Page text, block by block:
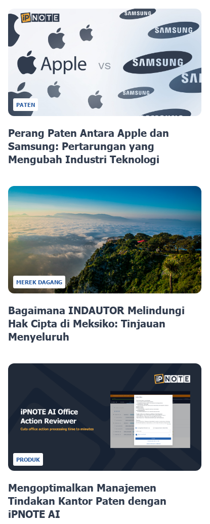
PATEN
Perang Paten Antara Apple dan
Samsung: Pertarungan yang
Mengubah Industri Teknologi
MEREK DAGANG
Bagaimana INDAUTOR Melindungi
Hak Cipta di Meksiko: Tinjauan
Menyeluruh
PRODUK
Mengoptimalkan Manajemen
Tindakan Kantor Paten dengan
iPNOTE AI